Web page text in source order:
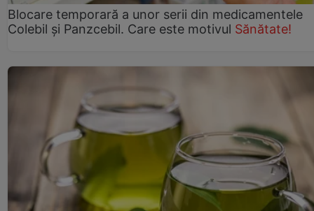
Blocare temporară a unor serii din medicamentele
Colebil și Panzcebil. Care este motivul Sănătate!